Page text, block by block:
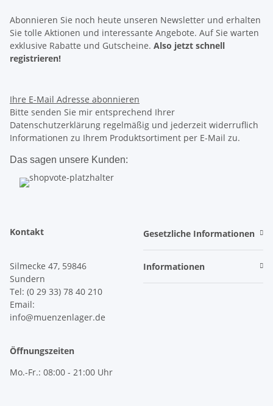
Abonnieren Sie noch heute unseren Newsletter und erhalten
Sie tolle Aktionen und interessante Angebote. Auf Sie warten
exklusive Rabatte und Gutscheine. Also jetzt schnell
registrieren!
Ihre E-Mail Adresse abonnieren
Bitte senden Sie mir entsprechend Ihrer
Datenschutzerklärung regelmäßig und jederzeit widerruflich
Informationen zu Ihrem Produktsortiment per E-Mail zu.
Das sagen unsere Kunden:
Kontakt
Silmecke 47, 59846
Sundern
Tel: (0 29 33) 78 40 210
Email:
info@muenzenlager.de
Öffnungszeiten
Mo.-Fr.: 08:00 - 21:00 Uhr
Gesetzliche Informationen
Informationen